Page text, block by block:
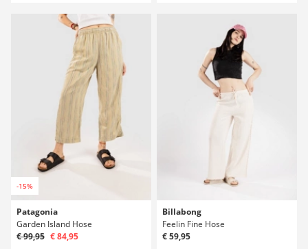
-15%
Patagonia
Garden Island Hose
€ 99,95 € 84,95
Billabong
Feelin Fine Hose
€ 59,95